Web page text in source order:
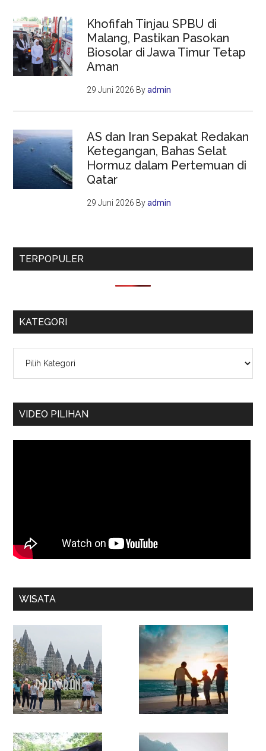
Khofifah Tinjau SPBU di
Malang, Pastikan Pasokan
Biosolar di Jawa Timur Tetap
Aman
29 Juni 2026 Byadmin
AS dan Iran Sepakat Redakan
Ketegangan, Bahas Selat
Hormuz dalam Pertemuan di
Qatar
29 Juni 2026 Byadmin
TERPOPULER
KATEGORI
VIDEO PILIHAN
WISATA